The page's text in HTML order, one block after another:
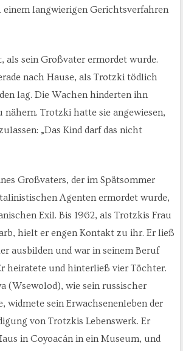
einem langwierigen Gerichtsverfahren
als sein Großvater ermordet wurde.
nach Hause, als Trotzki tödlich
lag. Die Wachen hinderten ihn
nähern. Trotzki hatte sie angewiesen,
„Das Kind darf das nicht
Großvaters, der im Spätsommer
Agenten ermordet wurde,
Exil. Bis 1962, als Trotzkis Frau
hielt er engen Kontakt zu ihr. Er ließ
ausbilden und war in seinem Beruf
heiratete und hinterließ vier Töchter.
(Wsewolod), wie sein russischer
widmete sein Erwachsenenleben der
von Trotzkis Lebenswerk. Er
in Coyoacán in ein Museum, und